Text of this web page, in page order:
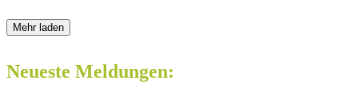
Mehr laden
Neueste Meldungen: